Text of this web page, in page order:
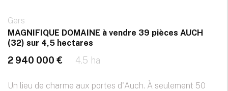
Gers
MAGNIFIQUE DOMAINE à vendre 39 pièces AUCH
(32) sur 4,5 hectares
2 940 000 € 4.5 ha
Un lieu de charme aux portes d'Auch. À seulement 50